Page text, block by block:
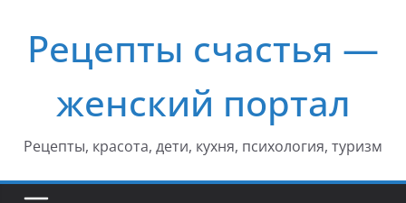
содержимому
Рецепты счастья —
женский портал
Рецепты, красота, дети, кухня, психология, туризм